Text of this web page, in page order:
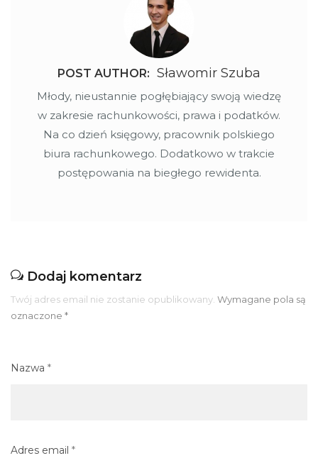
POST AUTHOR: Sławomir Szuba
Młody, nieustannie pogłębiający swoją wiedzę
w zakresie rachunkowości, prawa i podatków.
Na co dzień księgowy, pracownik polskiego
biura rachunkowego. Dodatkowo w trakcie
postępowania na biegłego rewidenta.
Dodaj komentarz
Twój adres email nie zostanie opublikowany. Wymagane pola są
oznaczone *
Nazwa *
Adres email *